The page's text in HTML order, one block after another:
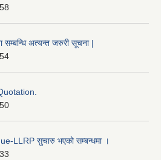
अत्यन्त जरुरी सूचना |
LLRP सुचारु भएको सम्बन्धमा ।